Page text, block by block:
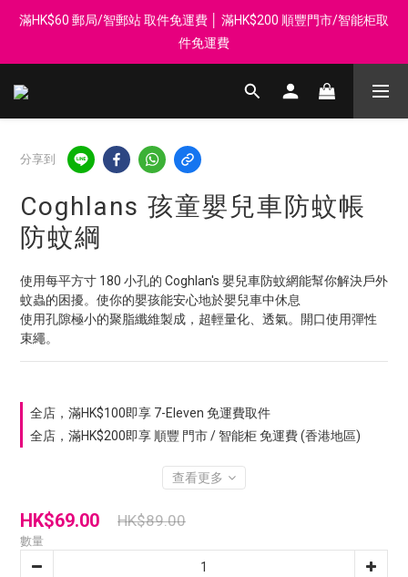
登記會員享每$50回贈$1 │ 滿HK$899 送 N-rit Campack Towel 吸
汗毛巾 韓國制 送完即止
滿HK$60 郵局/智郵站 取件免運費 │ 滿HK$200 順豐門市/智能柜取
件免運費
Whatsapp 98569349 │ 歡迎團體採購, 報價查詢, 接受採購卡
登記會員享每$50回贈$1 │ 滿HK$899 送 N-rit Campack Towel 吸
汗毛巾 韓國制 送完即止
分享到
Coghlans 孩童嬰兒車防蚊帳
防蚊綱
使用每平方寸 180 小孔的 Coghlan's 嬰兒車防蚊網能幫你解決戶外
蚊蟲的困擾。使你的嬰孩能安心地於嬰兒車中休息
使用孔隙極小的聚脂纖維製成，超輕量化、透氣。開口使用彈性
束繩。
全店，滿HK$100即享 7-Eleven 免運費取件
全店，滿HK$200即享 順豐 門市 / 智能柜 免運費 (香港地區)
查看更多
HK$69.00 HK$89.00
數量